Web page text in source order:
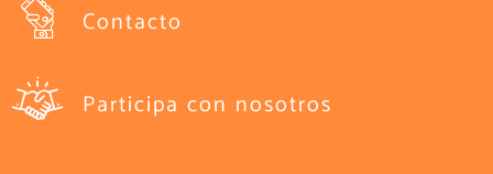
Contacto
Participa con nosotros